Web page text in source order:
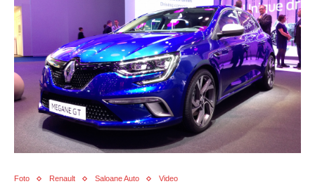
Foto Renault Saloane Auto Video